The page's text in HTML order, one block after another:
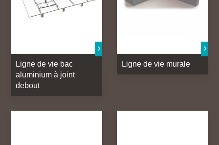
Ligne de vie bac
aluminium à joint
debout
Ligne de vie murale